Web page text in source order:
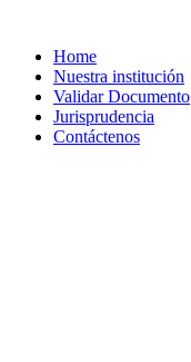
Home
Nuestra institución
Validar Documento
Jurisprudencia
Contáctenos